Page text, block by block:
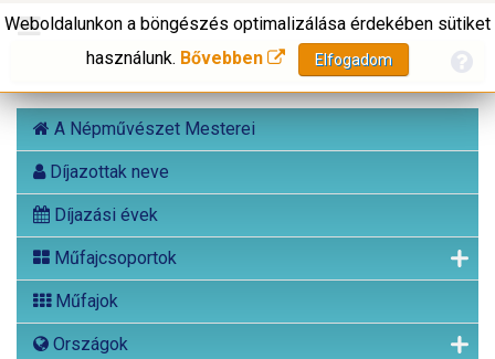
A Népművészet Mesterei
Díjazottak neve
Díjazási évek
Műfajcsoportok
Műfajok
Országok
Weboldalunkon a böngészés optimalizálása érdekében sütiket
használunk. Bővebben Elfogadom